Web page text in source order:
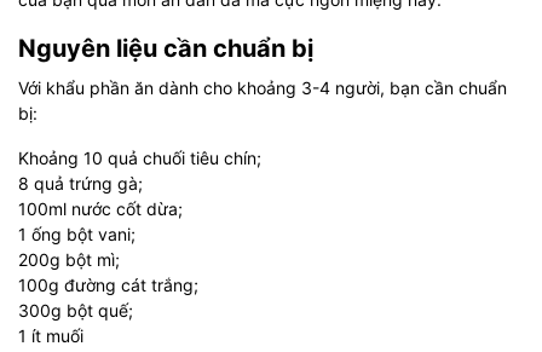
Nguyên liệu cần chuẩn bị
Với khẩu phần ăn dành cho khoảng 3-4 người, bạn cần chuẩn
bị:
Khoảng 10 quả chuối tiêu chín;
8 quả trứng gà;
100ml nước cốt dừa;
1 ống bột vani;
200g bột mì;
100g đường cát trắng;
300g bột quế;
1 ít muối